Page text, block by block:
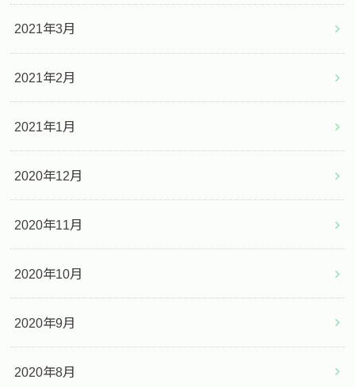
2021年3月
2021年2月
2021年1月
2020年12月
2020年11月
2020年10月
2020年9月
2020年8月